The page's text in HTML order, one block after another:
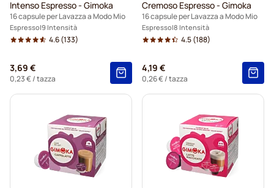
Intenso Espresso - Gimoka
16 capsule per Lavazza a Modo Mio
Espresso 9 Intensità
4.6(133)
3,69 €
0,23 €/ tazza
Cremoso Espresso - Gimoka
16 capsule per Lavazza a Modo Mio
Espresso 8 Intensità
4.5(188)
4,19 €
0,26 €/ tazza